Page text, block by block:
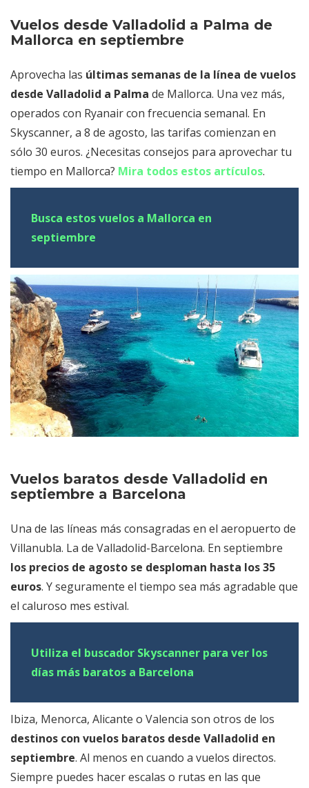
Vuelos desde Valladolid a Palma de
Mallorca en septiembre
Aprovecha las últimas semanas de la línea de vuelos
desde Valladolid a Palma de Mallorca. Una vez más,
operados con Ryanair con frecuencia semanal. En
Skyscanner, a 8 de agosto, las tarifas comienzan en
sólo 30 euros. ¿Necesitas consejos para aprovechar tu
tiempo en Mallorca? Mira todos estos artículos.
Busca estos vuelos a Mallorca en
septiembre
Vuelos baratos desde Valladolid en
septiembre a Barcelona
Una de las líneas más consagradas en el aeropuerto de
Villanubla. La de Valladolid-Barcelona. En septiembre
los precios de agosto se desploman hasta los 35
euros. Y seguramente el tiempo sea más agradable que
el caluroso mes estival.
Utiliza el buscador Skyscanner para ver los
días más baratos a Barcelona
Ibiza, Menorca, Alicante o Valencia son otros de los
destinos con vuelos baratos desde Valladolid en
septiembre. Al menos en cuando a vuelos directos.
Siempre puedes hacer escalas o rutas en las que